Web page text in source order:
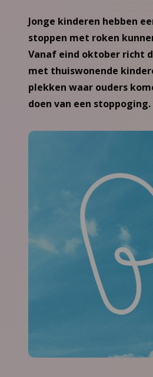
Jonge kinderen hebben
stoppen met roken
Vanaf eind oktober richt
met thuiswonende
plekken waar ouders
doen van een stoppoging.